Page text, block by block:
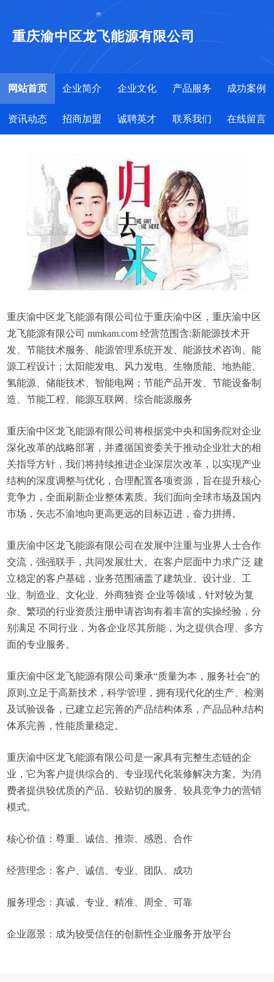
重庆渝中区龙飞能源有限公司
网站首页 企业简介 企业文化 产品服务 成功案例
资讯动态 招商加盟 诚聘英才 联系我们 在线留言
重庆渝中区龙飞能源有限公司位于重庆渝中区，重庆渝中区
龙飞能源有限公司 mmkam.com 经营范围含:新能源技术开
发、节能技术服务、能源管理系统开发、能源技术咨询、能
源工程设计；太阳能发电、风力发电、生物质能、地热能、
氢能源、储能技术、智能电网；节能产品开发、节能设备制
造、节能工程、能源互联网、综合能源服务
重庆渝中区龙飞能源有限公司将根据党中央和国务院对企业
深化改革的战略部署，并遵循国资委关于推动企业壮大的相
关指导方针，我们将持续推进企业深层次改革，以实现产业
结构的深度调整与优化，合理配置各项资源，旨在提升核心
竞争力，全面刷新企业整体素质。我们面向全球市场及国内
市场，矢志不渝地向更高更远的目标迈进，奋力拼搏。
重庆渝中区龙飞能源有限公司在发展中注重与业界人士合作
交流，强强联手，共同发展壮大。在客户层面中力求广泛 建
立稳定的客户基础，业务范围涵盖了建筑业、设计业、工
业、制造业、文化业、外商独资 企业等领域，针对较为复
杂、繁琐的行业资质注册申请咨询有着丰富的实操经验，分
别满足 不同行业，为各企业尽其所能，为之提供合理、多方
面的专业服务。
重庆渝中区龙飞能源有限公司秉承“质量为本，服务社会”的
原则,立足于高新技术，科学管理，拥有现代化的生产、检测
及试验设备，已建立起完善的产品结构体系，产品品种,结构
体系完善，性能质量稳定。
重庆渝中区龙飞能源有限公司是一家具有完整生态链的企
业，它为客户提供综合的、专业现代化装修解决方案。为消
费者提供较优质的产品、较贴切的服务、较具竞争力的营销
模式。
核心价值：尊重、诚信、推崇、感恩、合作
经营理念：客户、诚信、专业、团队、成功
服务理念：真诚、专业、精准、周全、可靠
企业愿景：成为较受信任的创新性企业服务开放平台